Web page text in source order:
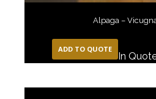
Alpaga –
ADD TO QUOTE
In